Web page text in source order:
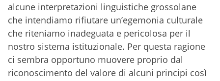
alcune interpretazioni linguistiche grossolane
che intendiamo rifiutare un’egemonia culturale
che riteniamo inadeguata e pericolosa per il
nostro sistema istituzionale. Per questa ragione
ci sembra opportuno muovere proprio dal
riconoscimento del valore di alcuni principi così